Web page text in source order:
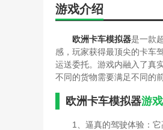
游戏介绍
欧洲卡车模拟器是一款
感，玩家获得最顶尖的卡车
运送委托。游戏内融入了真
不同的货物需要满足不同的
欧洲卡车模拟器游
1、逼真的驾驶体验：